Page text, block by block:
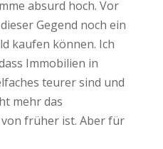
absurd hoch. Vor
Gegend noch ein
kaufen können. Ich
Immobilien in
teurer sind und
mehr das
früher ist. Aber für